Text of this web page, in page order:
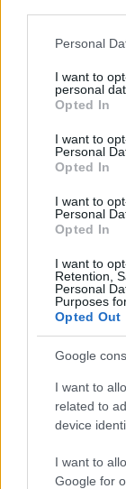
Please note
not limited to
grant or deny
use your data
consent section.
Personal
I want to
personal
Opted In
I want to
Personal
Opted In
I want to
Personal
Opted In
I want to
Retention,
Personal
Purposes
Opted Out
Google
I want to
related to
device
I want to
Google for
Opozorilo:
posameznik
sovraštva,
rasističnimi,
odstranjeni.
Failed to fetch
Ključne besede: